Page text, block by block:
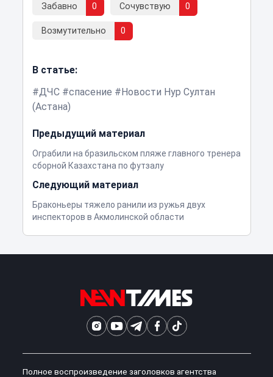
Забавно 0 Сочувствую 0
Возмутительно 0
В статье:
ДЧС
спасение
Новости Нур Султан
(Астана)
Предыдущий материал
Ограбили на бразильском пляже главного тренера
сборной Казахстана по футзалу
Следующий материал
Браконьеры тяжело ранили из ружья двух
инспекторов в Акмолинской области
Полное воспроизведение заголовков агентства